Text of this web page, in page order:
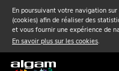
En poursuivant votre navigation
(cookies) afin de réaliser des
et vous fournir une expérience de
En savoir plus sur les cookies.
Vent& Violon
Accessoires